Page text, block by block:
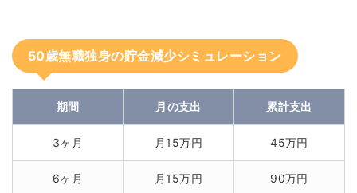
50歳無職独身の貯金減少シミュレーション
期間 月の支出 累計支出
3ヶ月 月15万円 45万円
6ヶ月 月15万円 90万円